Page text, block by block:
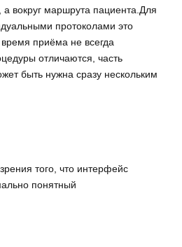
а вокруг маршрута пациента.Для
протоколами это
приёма не всегда
отличаются, часть
быть нужна сразу нескольким
того, что интерфейс
понятный